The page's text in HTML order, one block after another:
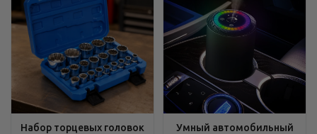
Набор торцевых головок
Умный автомобильный